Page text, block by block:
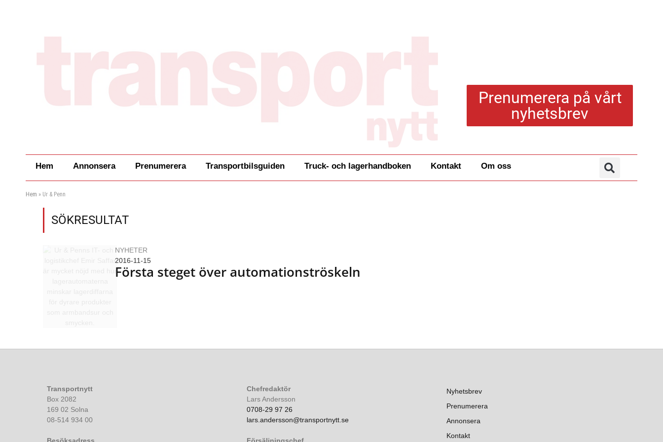
Prenumerera på vårt
nyhetsbrev
Hem Annonsera Prenumerera Transportbilsguiden Truck- och lagerhandboken Kontakt Om oss
Hem » Ur & Penn
SÖKRESULTAT
NYHETER
2016-11-15
Första steget över automationströskeln
Transportnytt
Box 2082
169 02 Solna
08-514 934 00
Chefredaktör
Lars Andersson
0708-29 97 26
lars.andersson@transportnytt.se
Nyhetsbrev
Prenumerera
Annonsera
Kontakt